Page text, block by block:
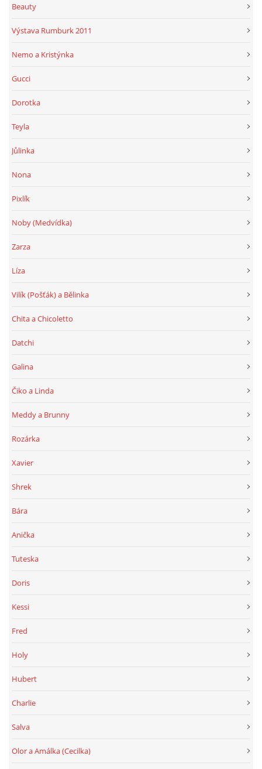
Beauty
Výstava Rumburk 2011
Nemo a Kristýnka
Gucci
Dorotka
Teyla
Jůlinka
Nona
Pixlík
Noby (Medvídka)
Zarza
Líza
Vilík (Pošťák) a Bělinka
Chita a Chicoletto
Datchi
Galina
Čiko a Linda
Meddy a Brunny
Rozárka
Xavier
Shrek
Bára
Anička
Tuteska
Doris
Kessi
Fred
Holy
Hubert
Charlie
Salva
Olor a Amálka (Cecilka)